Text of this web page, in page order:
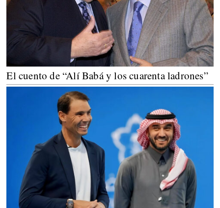
El cuento de “Alí Babá y los cuarenta ladrones”